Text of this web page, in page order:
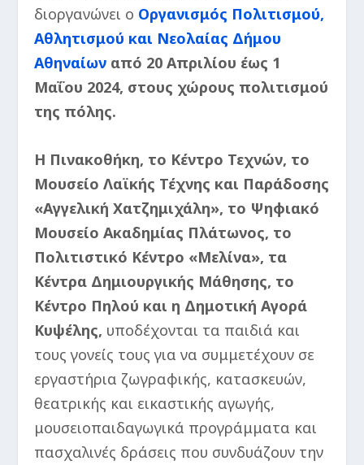
διοργανώνει ο Οργανισμός Πολιτισμού,
Αθλητισμού και Νεολαίας Δήμου
Αθηναίων από 20 Απριλίου έως 1
Μαΐου 2024, στους χώρους πολιτισμού
της πόλης.
Η Πινακοθήκη, το Κέντρο Τεχνών, το
Μουσείο Λαϊκής Τέχνης και Παράδοσης
«Αγγελική Χατζημιχάλη», το Ψηφιακό
Μουσείο Ακαδημίας Πλάτωνος, το
Πολιτιστικό Κέντρο «Μελίνα», τα
Κέντρα Δημιουργικής Μάθησης, το
Κέντρο Πηλού και η Δημοτική Αγορά
Κυψέλης, υποδέχονται τα παιδιά και
τους γονείς τους για να συμμετέχουν σε
εργαστήρια ζωγραφικής, κατασκευών,
θεατρικής και εικαστικής αγωγής,
μουσειοπαιδαγωγικά προγράμματα και
πασχαλινές δράσεις που συνδυάζουν την